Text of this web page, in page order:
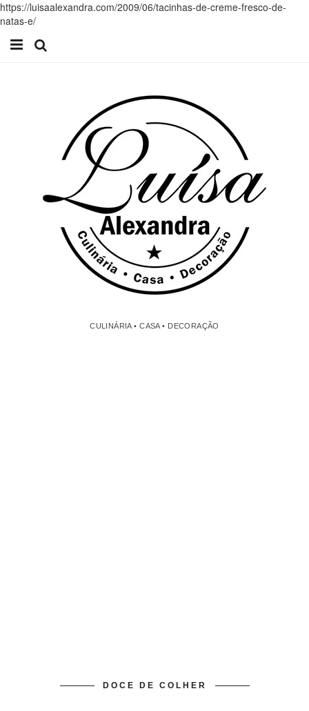
https://luisaalexandra.com/2009/06/tacinhas-de-creme-fresco-de-
natas-e/
CULINÁRIA • CASA • DECORAÇÃO
DOCE DE COLHER